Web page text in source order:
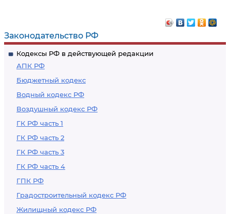
Законодательство РФ
Кодексы РФ в действующей редакции
АПК РФ
Бюджетный кодекс
Водный кодекс РФ
Воздушный кодекс РФ
ГК РФ часть 1
ГК РФ часть 2
ГК РФ часть 3
ГК РФ часть 4
ГПК РФ
Градостроительный кодекс РФ
Жилищный кодекс РФ